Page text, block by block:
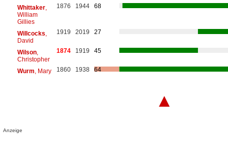
Whittaker,
William
Gillies
1876 1944 68
Willcocks
David
1919 2019 27
Wilson,
Christopher
1874 1919 45
Wurm , Mary 1860 1938 64
▲
Anzeige